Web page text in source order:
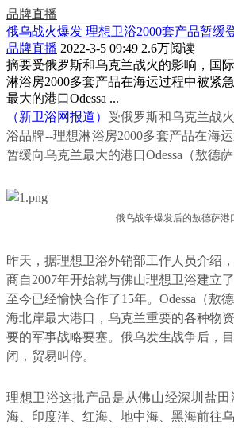
品牌直播
俄乌战火爆发 理想卫浴2000套产品暂缓
品牌直播 2022-3-5 09:49 2.6万阅读
摘要受俄罗斯和乌克兰战火的影响，国
淋浴房2000多套产品在海运过程中被紧
最大的港口Odessa ...
（新卫浴网报道） 受俄罗斯和乌克兰战
浴品牌--理想淋浴房2000多套产品在海
暂缓向乌克兰最大的港口Odessa（敖德萨
俄乌战争爆发后的敖德萨港
昨天，据理想卫浴外销部工作人员介绍
商自2007年开始就与佛山理想卫浴建立
至今已经愉快合作了15年。Odessa（敖
海北岸最大港口，乌克兰重要的各种物
要的军事战略要塞。俄乌发生战争后，
闭，贸易叫停。
理想卫浴这批产品是从佛山经深圳盐
海、印度洋、红海、地中海、黑海前往